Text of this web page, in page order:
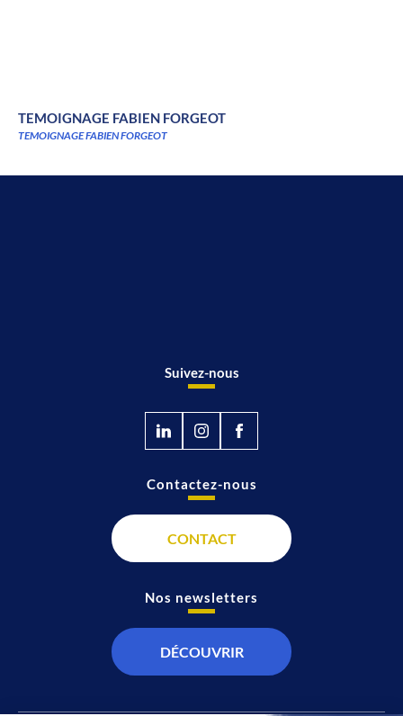
TEMOIGNAGE FABIEN FORGEOT
TEMOIGNAGE FABIEN FORGEOT
Suivez-nous
Contactez-nous
CONTACT
Nos newsletters
DÉCOUVRIR